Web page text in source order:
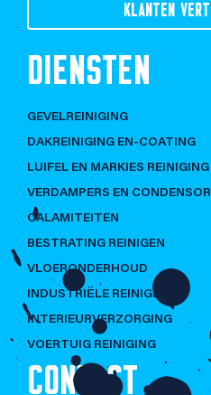
KLANTEN
DIENSTEN
GEVELREINIGING
DAKREINIGING EN-COATING
LUIFEL EN MARKIES REINIGING
VERDAMPERS EN
CALAMITEITEN
BESTRATING REINIGEN
VLOERONDERHOUD
INDUSTRIËLE REINIGING
INTERIEURVERZORGING
VOERTUIG REINIGING
CONTACT